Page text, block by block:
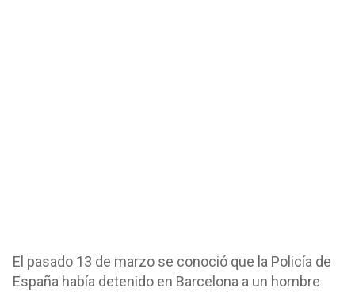
El pasado 13 de marzo se conoció que la Policía de
España había detenido en Barcelona a un hombre